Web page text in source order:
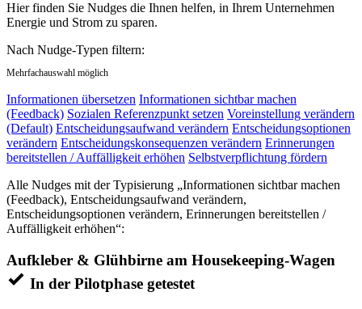
Hier finden Sie Nudges die Ihnen helfen, in Ihrem Unternehmen
Energie und Strom zu sparen.
Nach Nudge-Typen filtern:
Mehrfachauswahl möglich
Informationen übersetzen Informationen sichtbar machen
(Feedback) Sozialen Referenzpunkt setzen Voreinstellung verändern
(Default) Entscheidungsaufwand verändern Entscheidungsoptionen
verändern Entscheidungskonsequenzen verändern Erinnerungen
bereitstellen / Auffälligkeit erhöhen Selbstverpflichtung fördern
Alle Nudges mit der Typisierung „Informationen sichtbar machen
(Feedback), Entscheidungsaufwand verändern,
Entscheidungsoptionen verändern, Erinnerungen bereitstellen /
Auffälligkeit erhöhen“:
Aufkleber & Glühbirne am Housekeeping-Wagen
In der Pilotphase getestet